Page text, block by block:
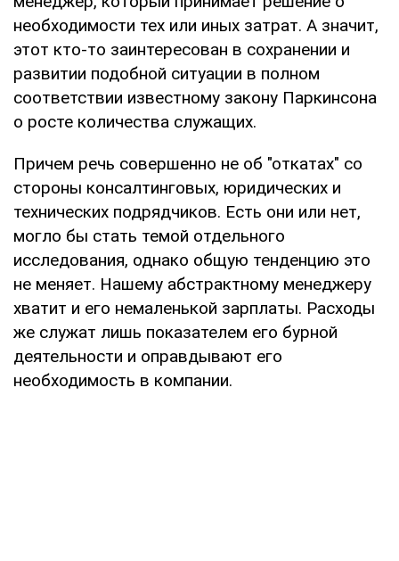
необходимости тех или иных затрат. А значит,
этот кто-то заинтересован в сохранении и
развитии подобной ситуации в полном
соответствии известному закону Паркинсона
о росте количества служащих.
Причем речь совершенно не об "откатах" со
стороны консалтинговых, юридических и
технических подрядчиков. Есть они или нет,
могло бы стать темой отдельного
исследования, однако общую тенденцию это
не меняет. Нашему абстрактному менеджеру
хватит и его немаленькой зарплаты. Расходы
же служат лишь показателем его бурной
деятельности и оправдывают его
необходимость в компании.